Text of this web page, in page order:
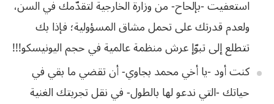
استعفيت -بإلحاح- من وزارة الخارجية لتقدّمك في السن،
ولعدم قدرتك على تحمل مشاق المسؤولية؛ فإذا بك
تتطلع إلى تبوّإ عرش منظمة عالمية في حجم اليونيسكو!!!
كنت أود -يا أخي محمد بجاوي- أن تقضي ما بقي في
حياتك -التي ندعو لها بالطول- في نقل تجربتك الغنية